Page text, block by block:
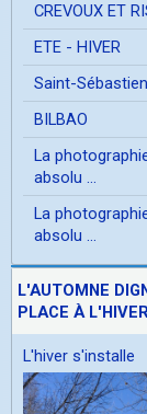
CREVOUX ET
ETE - HIVER
Saint-
BILBAO
La
absolu ...
La
absolu ...
L'AUTOMNE
PLACE À
L'hiver s'installe